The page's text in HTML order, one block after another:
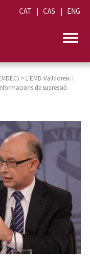
CAT CAS ENG
> L’EMD-Valldoreix i
de supressió